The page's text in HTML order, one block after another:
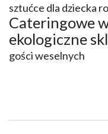
sztućce dla dziecka
Cateringowe
ekologiczne
gości weselnych